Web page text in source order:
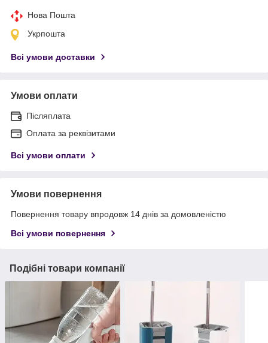
Нова Пошта
Укрпошта
Всі умови доставки
Умови оплати
Післяплата
Оплата за реквізитами
Всі умови оплати
Умови повернення
Повернення товару впродовж 14 днів за домовленістю
Всі умови повернення
Подібні товари компанії